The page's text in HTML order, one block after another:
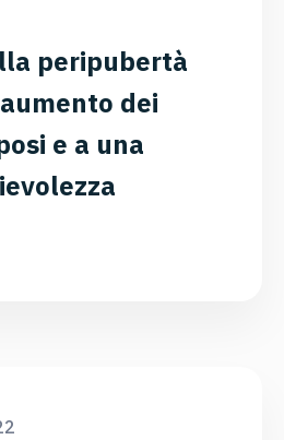
peripubertà
dei
e a una